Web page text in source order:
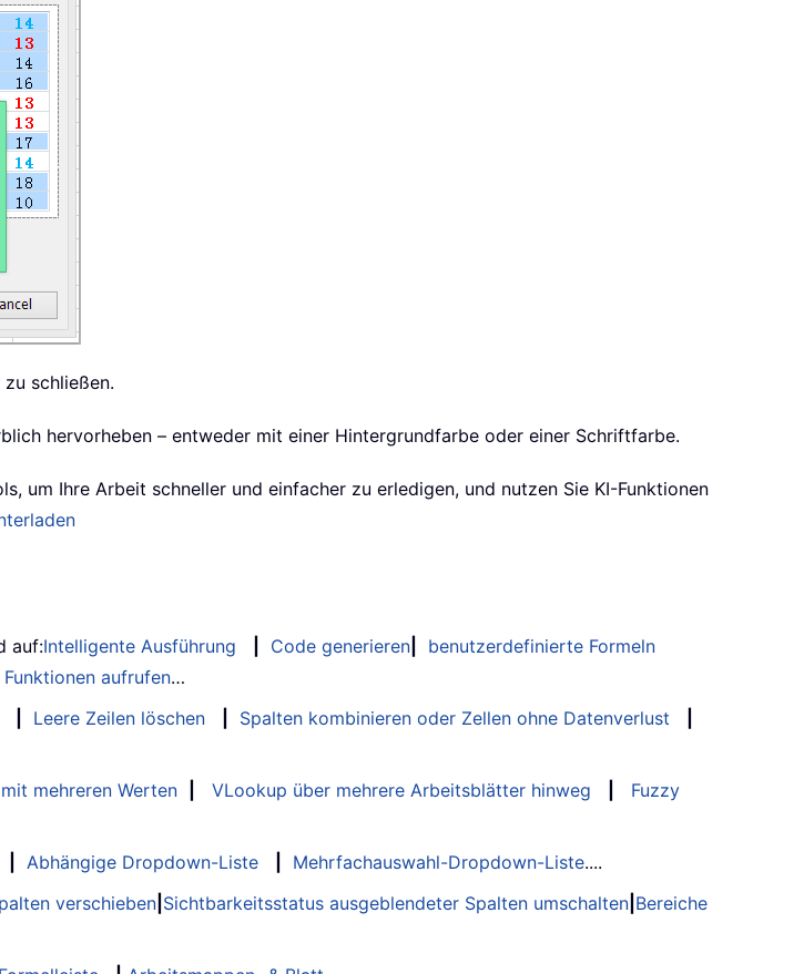
schließen.
hervorheben – entweder mit einer Hintergrundfarbe oder einer Schriftfarbe.
um Ihre Arbeit schneller und einfacher zu erledigen, und nutzen Sie KI-Funktionen
auf:Intelligente Ausführung Code generieren
benutzerdefinierte Formeln
aufrufen…
Leere Zeilen löschen Spalten kombinieren oder Zellen ohne Datenverlust
mehreren Werten VLookup über mehrere Arbeitsblätter hinweg
Fuzzy
Abhängige Dropdown-Liste Mehrfachauswahl-Dropdown-Liste....
verschieben Sichtbarkeitsstatus ausgeblendeter Spalten umschalten Bereiche